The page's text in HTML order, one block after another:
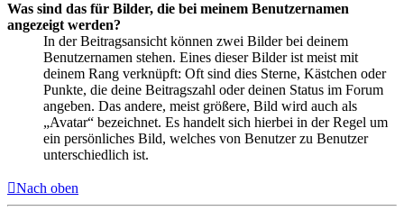
Was sind das für Bilder, die bei meinem Benutzernamen
angezeigt werden?
In der Beitragsansicht können zwei Bilder bei deinem
Benutzernamen stehen. Eines dieser Bilder ist meist mit
deinem Rang verknüpft: Oft sind dies Sterne, Kästchen oder
Punkte, die deine Beitragszahl oder deinen Status im Forum
angeben. Das andere, meist größere, Bild wird auch als
„Avatar“ bezeichnet. Es handelt sich hierbei in der Regel um
ein persönliches Bild, welches von Benutzer zu Benutzer
unterschiedlich ist.
Nach oben